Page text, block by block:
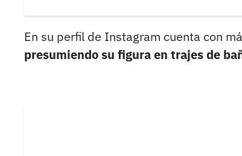
En su perfil de Instagram cuenta con
presumiendo su figura en trajes de